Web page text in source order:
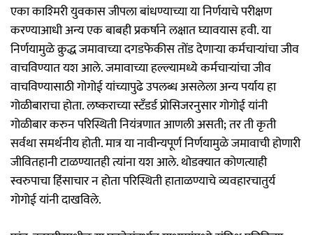
एका काश्‍मिरी युवकास जीपला बांधण्याच्या या निर्णयाचे परीक्षण
करण्याआधी अन्य एक बाबही प्रकर्षाने लक्षात घ्यावयास हवी. या
निर्णयामुळे क्रुद्ध जमावाच्या दगडफेकीस तोंड देणाऱ्या कर्मचाऱ्यांचा जीव
वाचविण्यात यश आले. जमावाच्या हल्ल्यामध्ये कर्मचाऱ्यांचा जीव
वाचविण्यासाठी गोगोई यांच्यापुढे उपलब्ध असलेला अन्य पर्याय हा
गोळीबाराचा होता. लष्कराच्या स्टॅंडर्ड प्रोसिजरनुसार गोगोई यांनी
गोळीबार करुन परिस्थिती नियंत्रणात आणली असती; तर ती कृती
सर्वथा समर्थनीय होती. मात्र या नावीन्यपूर्ण निर्णयामुळे जमावाची होणारी
जीवितहानी टाळण्यातही त्यांना यश आले. थोडक्‍यात कोणत्याही
स्वरुपाचा हिंसाचार न होता परिस्थिती हाताळण्याचे व्यवहारचातुर्य
गोगोई यांनी दाखविले.